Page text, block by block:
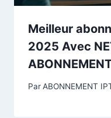
Meilleur
2025 Avec
ParABONNEMENT